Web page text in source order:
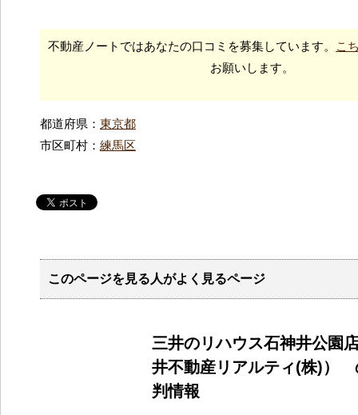
不動産ノートではあなたの口コミを募集しています。
こ
お願いします。
都道府県： 東京都
市区町村： 練馬区
このページを見る人がよく見るページ
三井のリハウス石神井公園
井不動産リアルティ(株)）
判情報